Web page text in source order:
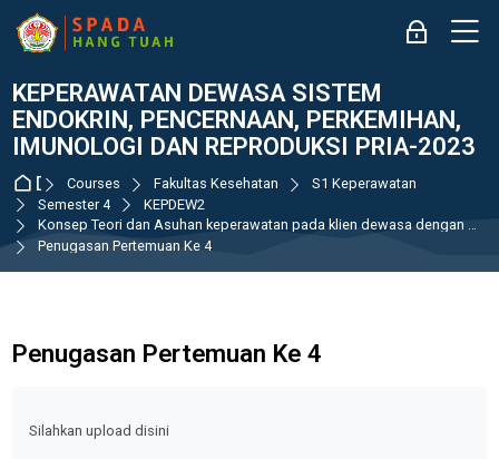
Skip to navigation
Skip to login form
Skip to main content
Skip to accessibility options
Skip to footer
Skip accessibility options
Log in
KEPERAWATAN DEWASA SISTEM
ENDOKRIN, PENCERNAAN, PERKEMIHAN,
IMUNOLOGI DAN REPRODUKSI PRIA-2023
Dashboard
Courses Fakultas Kesehatan
S1 Keperawatan
Semester 4
KEPDEW2
Konsep Teori dan Asuhan keperawatan pada klien dewasa dengan gangguan sistem endokrin: hipotiroid, hipertiroid, dan kanker tiroid
Penugasan Pertemuan Ke 4
Penugasan Pertemuan Ke 4
Silahkan upload disini